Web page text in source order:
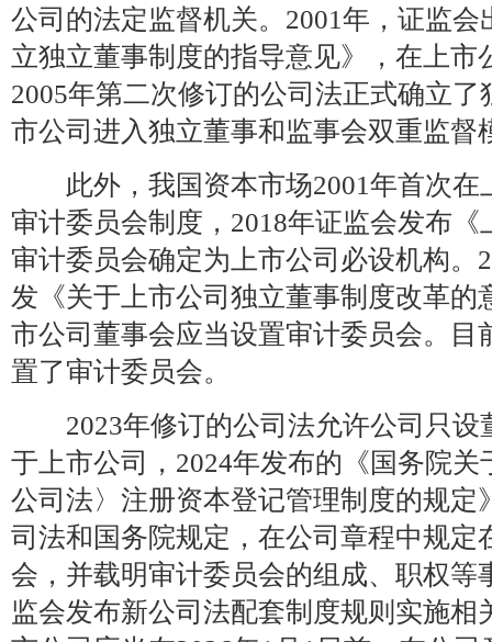
公司的法定监督机关。2001年，证监
立独立董事制度的指导意见》，在上市
2005年第二次修订的公司法正式确立
市公司进入独立董事和监事会双重监督
此外，我国资本市场2001年首次在
审计委员会制度，2018年证监会发布
审计委员会确定为上市公司必设机构。
发《关于上市公司独立董事制度改革的
市公司董事会应当设置审计委员会。目
置了审计委员会。
2023年修订的公司法允许公司只设
于上市公司，2024年发布的《国务院
公司法〉注册资本登记管理制度的规定
司法和国务院规定，在公司章程中规定
会，并载明审计委员会的组成、职权等
监会发布新公司法配套制度规则实施相